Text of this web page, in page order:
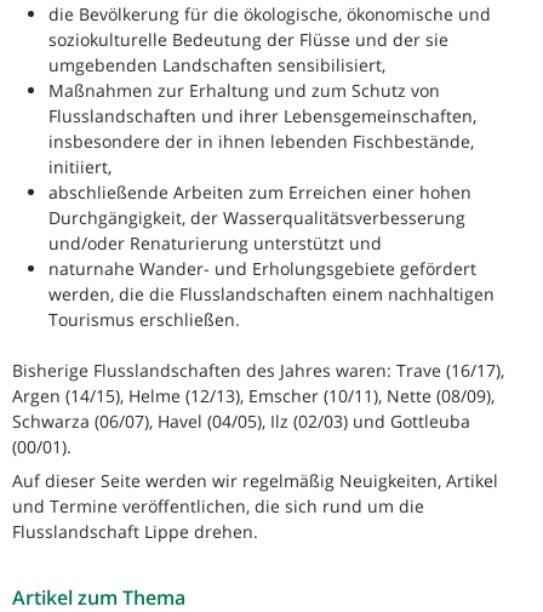
die Bevölkerung für die ökologische, ökonomische und
soziokulturelle Bedeutung der Flüsse und der sie
umgebenden Landschaften sensibilisiert,
Maßnahmen zur Erhaltung und zum Schutz von
Flusslandschaften und ihrer Lebensgemeinschaften,
insbesondere der in ihnen lebenden Fischbestände,
initiiert,
abschließende Arbeiten zum Erreichen einer hohen
Durchgängigkeit, der Wasserqualitätsverbesserung
und/oder Renaturierung unterstützt und
naturnahe Wander- und Erholungsgebiete gefördert
werden, die die Flusslandschaften einem nachhaltigen
Tourismus erschließen.
Bisherige Flusslandschaften des Jahres waren: Trave (16/17),
Argen (14/15), Helme (12/13), Emscher (10/11), Nette (08/09),
Schwarza (06/07), Havel (04/05), Ilz (02/03) und Gottleuba
(00/01).
Auf dieser Seite werden wir regelmäßig Neuigkeiten, Artikel
und Termine veröffentlichen, die sich rund um die
Flusslandschaft Lippe drehen.
Artikel zum Thema